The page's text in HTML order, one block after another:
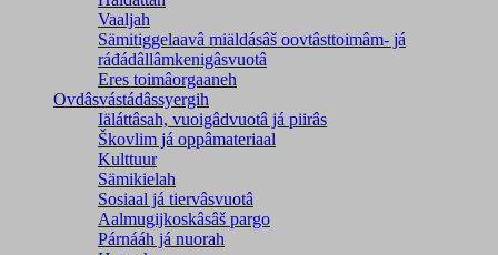
Vaaljah
Sämitiggelaavâ miäldásâš oovtâsttoimâm- já
ráđádâllâmkenigâsvuotâ
Eres toimâorgaaneh
Ovdâsvástádâssyergih
Iäláttâsah, vuoigâdvuotâ já piirâs
Škovlim já oppâmateriaal
Kulttuur
Sämikielah
Sosiaal já tiervâsvuotâ
Aalmugijkoskâsâš pargo
Párnááh já nuorah